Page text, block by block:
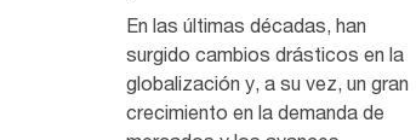
En las últimas décadas, han
surgido cambios drásticos en la
globalización y, a su vez, un gran
crecimiento en la demanda de